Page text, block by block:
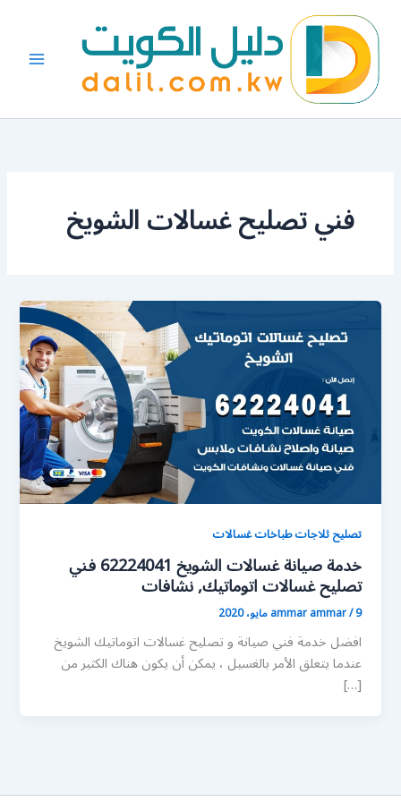
المحتوى
فني تصليح غسالات الشويخ
تصليح ثلاجات طباخات غسالات
خدمة صيانة غسالات الشويخ 62224041 فني
تصليح غسالات اتوماتيك, نشافات
ammar ammar/9 مايو، 2020
افضل خدمة فني صيانة و تصليح غسالات اتوماتيك الشويخ
عندما يتعلق الأمر بالغسيل ، يمكن أن يكون هناك الكثير من
[…]